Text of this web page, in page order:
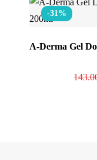
-31%
A-Derma Gel